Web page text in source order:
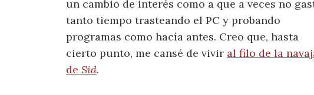
un cambio de interés como a que a veces no
tanto tiempo trasteando el PC y probando
programas como hacía antes. Creo que, hasta
cierto punto, me cansé de vivir al filo de la
de Sid.